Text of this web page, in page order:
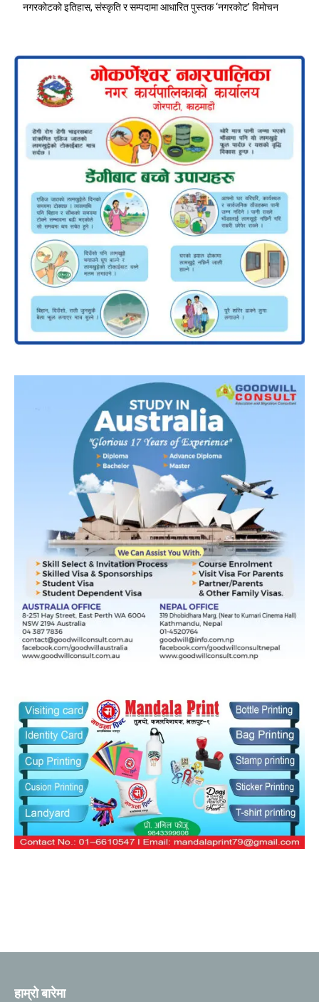
नगरकोटको इतिहास, संस्कृति र सम्पदामा आधारित पुस्तक ‘नगरकोट’ विमोचन
हाम्रो बारेमा